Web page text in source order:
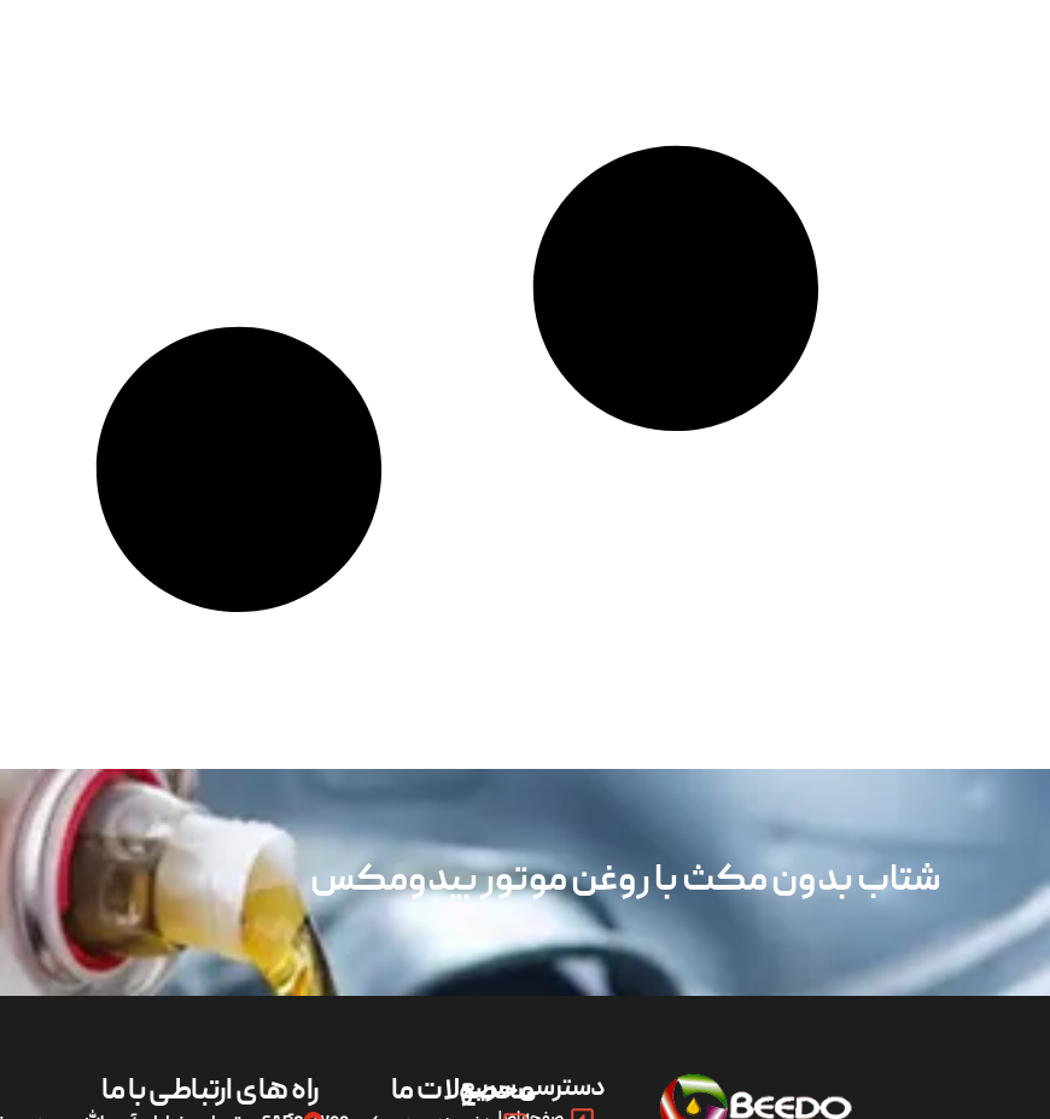
شتاب بدون مکث با روغن موتور بیدومکس
دسترسی سریع
محصولات ما راه های ارتباطی با ما